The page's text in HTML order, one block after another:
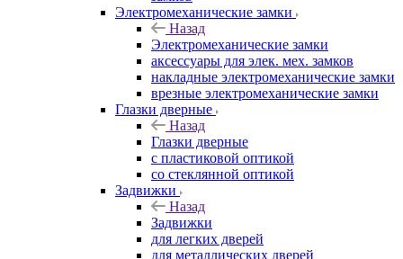
Электромеханические замки
Назад
Электромеханические замки
аксессуары для элек. мех. замков
накладные электромеханические замки
врезные электромеханические замки
Глазки дверные
Назад
Глазки дверные
с пластиковой оптикой
со стеклянной оптикой
Задвижки
Назад
Задвижки
для легких дверей
для металлических дверей